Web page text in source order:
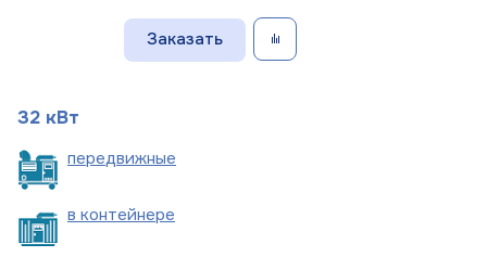
Заказать
32 кВт
передвижные
в контейнере